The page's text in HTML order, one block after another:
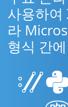
사용하여
라
형식 간